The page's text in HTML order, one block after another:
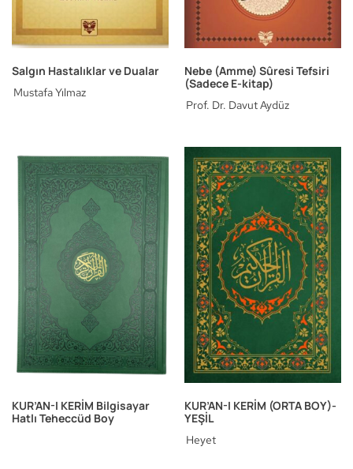
Salgın Hastalıklar ve Dualar
Mustafa Yılmaz
Nebe (Amme) Sûresi Tefsiri
(Sadece E-kitap)
Prof. Dr. Davut Aydüz
KUR’AN-I KERİM Bilgisayar
Hatlı Teheccüd Boy
KUR’AN-I KERİM (ORTA BOY)-
YEŞİL
Heyet